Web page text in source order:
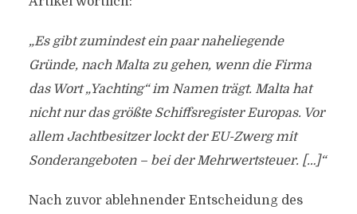
„Es gibt zumindest ein paar naheliegende
Gründe, nach Malta zu gehen, wenn die Firma
das Wort „Yachting“ im Namen trägt. Malta hat
nicht nur das größte Schiffsregister Europas. Vor
allem Jachtbesitzer lockt der EU-Zwerg mit
Sonderangeboten – bei der Mehrwertsteuer. […]“
Nach zuvor ablehnender Entscheidung des